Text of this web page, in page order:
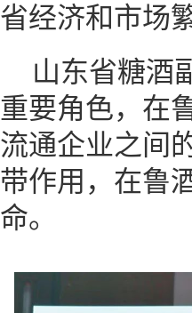
省经济和市场
山东省糖酒
重要角色，在
流通企业之间
带作用，在鲁
命。